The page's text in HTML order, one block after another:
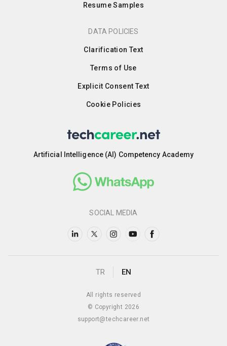
Resume Samples
DATA POLICIES
Clarification Text
Terms of Use
Explicit Consent Text
Cookie Policies
Artificial Intelligence (AI) Competency Academy
SOCIAL MEDIA
TR EN
All rights reserved
© Copyright 2026
support@techcareer.net